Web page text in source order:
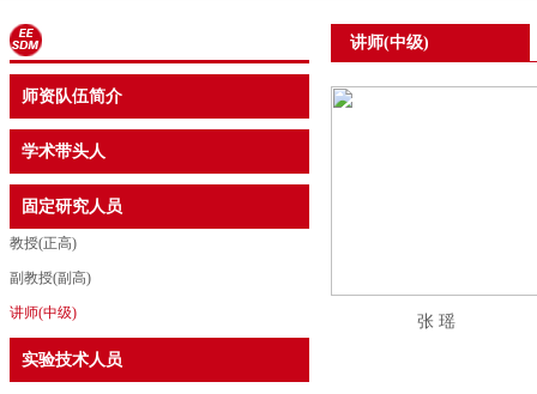
师资队伍简介
学术带头人
固定研究人员
教授(正高)
副教授(副高)
讲师(中级)
实验技术人员
讲师(中级)
张 瑶